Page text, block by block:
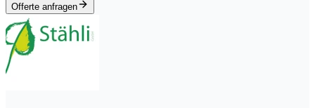
Offerte anfragen